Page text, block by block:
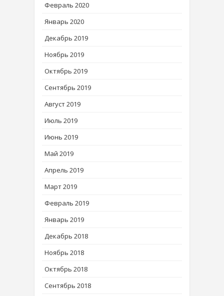
Февраль 2020
Январь 2020
Декабрь 2019
Ноябрь 2019
Октябрь 2019
Сентябрь 2019
Август 2019
Июль 2019
Июнь 2019
Май 2019
Апрель 2019
Март 2019
Февраль 2019
Январь 2019
Декабрь 2018
Ноябрь 2018
Октябрь 2018
Сентябрь 2018